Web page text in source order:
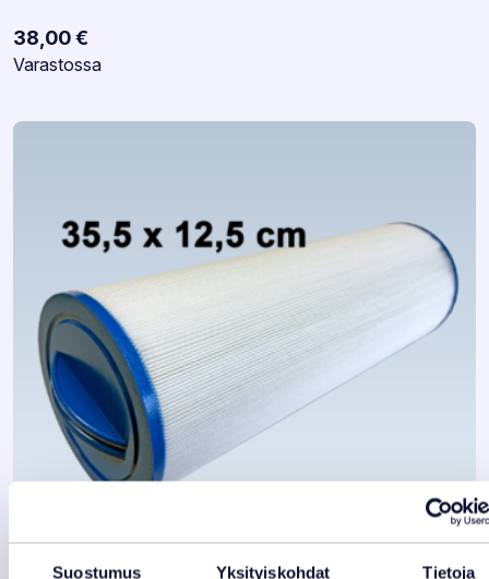
Suostumus Yksityiskohdat Tietoja
38,00€
Varastotilanne:
Varastossa